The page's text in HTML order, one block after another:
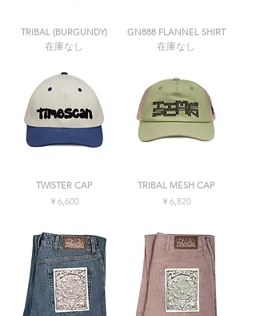
TRIBAL (BURGUNDY)
在庫なし
GN888 FLANNEL SHIRT
在庫なし
TWISTER CAP
価格
￥6,600
TRIBAL MESH CAP
価格
￥6,820